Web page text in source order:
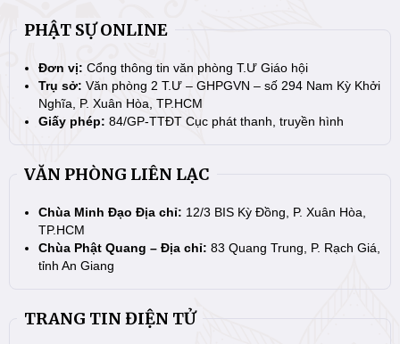
PHẬT SỰ ONLINE
Đơn vị: Cổng thông tin văn phòng T.Ư Giáo hội
Trụ sở: Văn phòng 2 T.Ư – GHPGVN – số 294 Nam Kỳ Khởi
Nghĩa, P. Xuân Hòa, TP.HCM
Giấy phép: 84/GP-TTĐT Cục phát thanh, truyền hình
VĂN PHÒNG LIÊN LẠC
Chùa Minh Đạo Địa chỉ: 12/3 BIS Kỳ Đồng, P. Xuân Hòa,
TP.HCM
Chùa Phật Quang – Địa chỉ: 83 Quang Trung, P. Rạch Giá,
tỉnh An Giang
TRANG TIN ĐIỆN TỬ